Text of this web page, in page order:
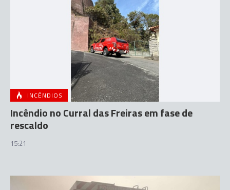
INCÊNDIOS
Incêndio no Curral das Freiras em fase de
rescaldo
15:21